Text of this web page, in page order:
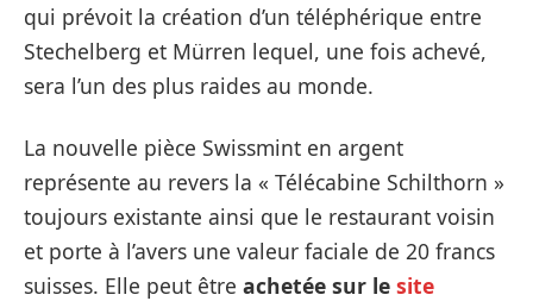
qui prévoit la création d’un téléphérique entre
Stechelberg et Mürren lequel, une fois achevé,
sera l’un des plus raides au monde.
La nouvelle pièce Swissmint en argent
représente au revers la « Télécabine Schilthorn »
toujours existante ainsi que le restaurant voisin
et porte à l’avers une valeur faciale de 20 francs
suisses. Elle peut être achetée sur le site